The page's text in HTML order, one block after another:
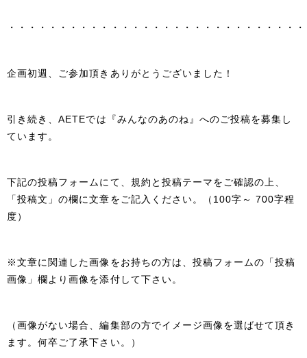
・・・・・・・・・・・・・・・・・・・・・・・・・・・・
企画初週、ご参加頂きありがとうございました！
引き続き、AETEでは『みんなのあのね』へのご投稿を募集し
ています。
下記の投稿フォームにて、規約と投稿テーマをご確認の上、
「投稿文」の欄に文章をご記入ください。（100字～ 700字程
度）
※文章に関連した画像をお持ちの方は、投稿フォームの「投稿
画像」欄より画像を添付して下さい。
（画像がない場合、編集部の方でイメージ画像を選ばせて頂き
ます。何卒ご了承下さい。）